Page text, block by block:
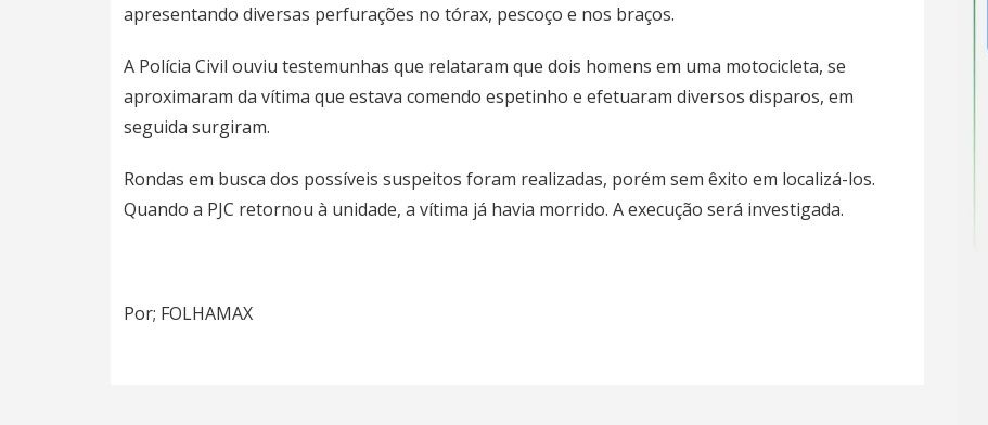
apresentando diversas perfurações no tórax, pescoço e nos braços.
A Polícia Civil ouviu testemunhas que relataram que dois homens em uma motocicleta, se
aproximaram da vítima que estava comendo espetinho e efetuaram diversos disparos, em
seguida surgiram.
Rondas em busca dos possíveis suspeitos foram realizadas, porém sem êxito em localizá-los.
Quando a PJC retornou à unidade, a vítima já havia morrido. A execução será investigada.
Por; FOLHAMAX